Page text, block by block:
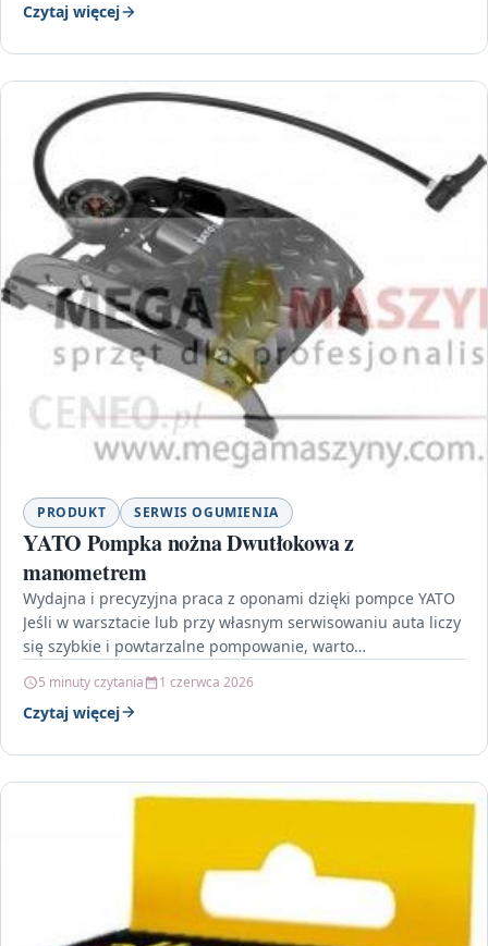
Czytaj więcej
PRODUKT SERWIS OGUMIENIA
YATO Pompka nożna Dwutłokowa z
manometrem
Wydajna i precyzyjna praca z oponami dzięki pompce YATO
Jeśli w warsztacie lub przy własnym serwisowaniu auta liczy
się szybkie i powtarzalne pompowanie, warto…
5 minuty czytania 1 czerwca 2026
Czytaj więcej